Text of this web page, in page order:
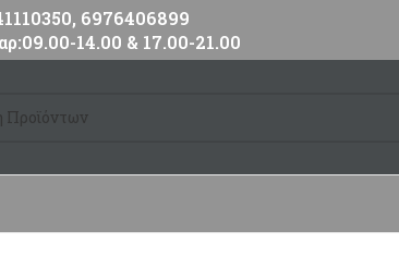
6976406899
14.00 & 17.00-21.00